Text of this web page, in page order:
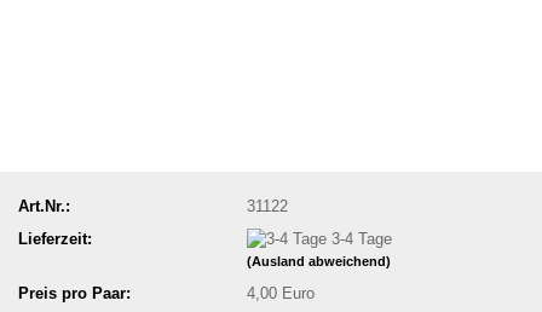
Art.Nr.:
31122
Lieferzeit:
3-4 Tage
(Ausland abweichend)
Preis pro Paar: 4,00 Euro